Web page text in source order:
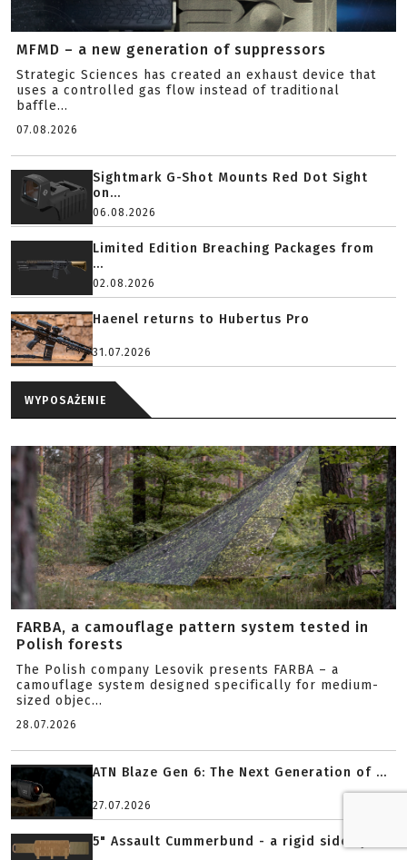
MFMD – a new generation of suppressors
Strategic Sciences has created an exhaust device that
uses a controlled gas flow instead of traditional
baffle...
07.08.2026
Sightmark G-Shot Mounts Red Dot Sight
on...
06.08.2026
Limited Edition Breaching Packages from
...
02.08.2026
Haenel returns to Hubertus Pro
31.07.2026
WYPOSAŻENIE
FARBA, a camouflage pattern system tested in
Polish forests
The Polish company Lesovik presents FARBA – a
camouflage system designed specifically for medium-
sized objec...
28.07.2026
ATN Blaze Gen 6: The Next Generation of ...
27.07.2026
5" Assault Cummerbund - a rigid side sys...